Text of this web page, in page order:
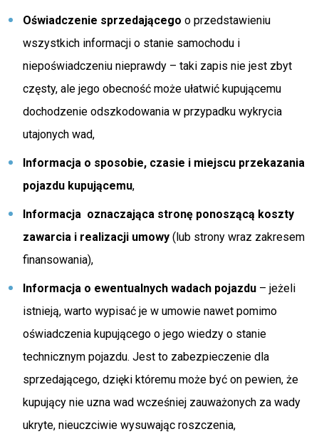
Oświadczenie sprzedającego o przedstawieniu
wszystkich informacji o stanie samochodu i
niepoświadczeniu nieprawdy – taki zapis nie jest zbyt
częsty, ale jego obecność może ułatwić kupującemu
dochodzenie odszkodowania w przypadku wykrycia
utajonych wad,
Informacja o sposobie, czasie i miejscu przekazania
pojazdu kupującemu,
Informacja oznaczająca stronę ponoszącą koszty
zawarcia i realizacji umowy (lub strony wraz zakresem
finansowania),
Informacja o ewentualnych wadach pojazdu – jeżeli
istnieją, warto wypisać je w umowie nawet pomimo
oświadczenia kupującego o jego wiedzy o stanie
technicznym pojazdu. Jest to zabezpieczenie dla
sprzedającego, dzięki któremu może być on pewien, że
kupujący nie uzna wad wcześniej zauważonych za wady
ukryte, nieuczciwie wysuwając roszczenia,